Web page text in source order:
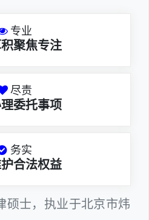
专业
聚焦专注
尽责
委托事项
务实
合法权益
硕士，执业于北京市炜